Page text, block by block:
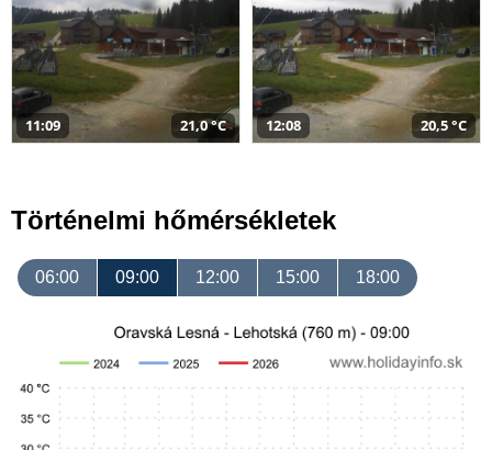
11:09 21,0 °C 12:08 20,5 °C
Történelmi hőmérsékletek
06:00 09:00 12:00 15:00 18:00